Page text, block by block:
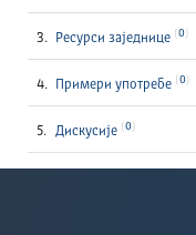
Ресурси заједнице 0
Примери употребе 0
Дискусије 0